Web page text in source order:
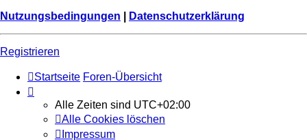
Nutzungsbedingungen
Datenschutzerklärung
Registrieren
Startseite Foren-Übersicht
Alle Zeiten sind UTC+02:00
Alle Cookies löschen
Impressum